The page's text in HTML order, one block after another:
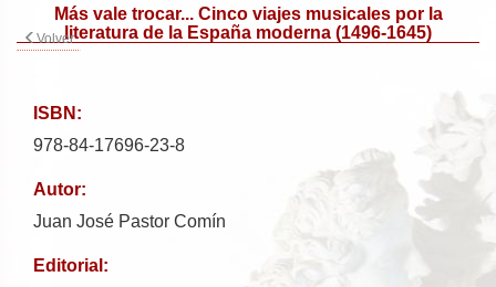
Volver
Más vale trocar... Cinco viajes musicales por la
literatura de la España moderna (1496-1645)
ISBN:
978-84-17696-23-8
Autor:
Juan José Pastor Comín
Editorial: